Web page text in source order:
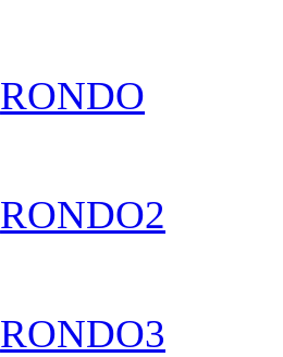
RONDO
RONDO2
RONDO3